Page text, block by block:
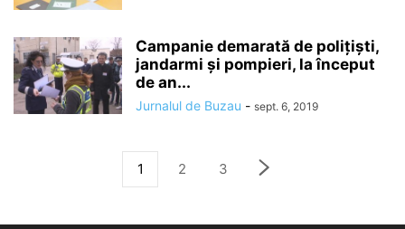
Campanie demarată de poliţişti,
jandarmi şi pompieri, la început
de an...
Jurnalul de Buzau - sept. 6, 2019
1 2 3